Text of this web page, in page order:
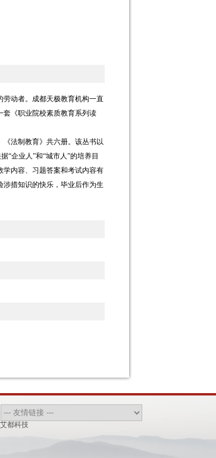
动者。成都天极教育机构一直
套《职业院校素质教育系列读
法制教育》共六册。该丛书以
“企业人”和“城市人”的培养目
内容、习题答案和考试内容有
措知识的快乐，毕业后作为生
艾都科技